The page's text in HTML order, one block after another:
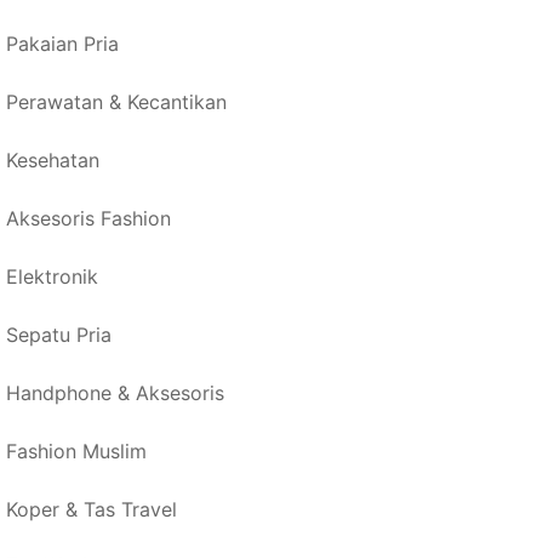
Pakaian Pria
Perawatan & Kecantikan
Kesehatan
Aksesoris Fashion
Elektronik
Sepatu Pria
Handphone & Aksesoris
Fashion Muslim
Koper & Tas Travel